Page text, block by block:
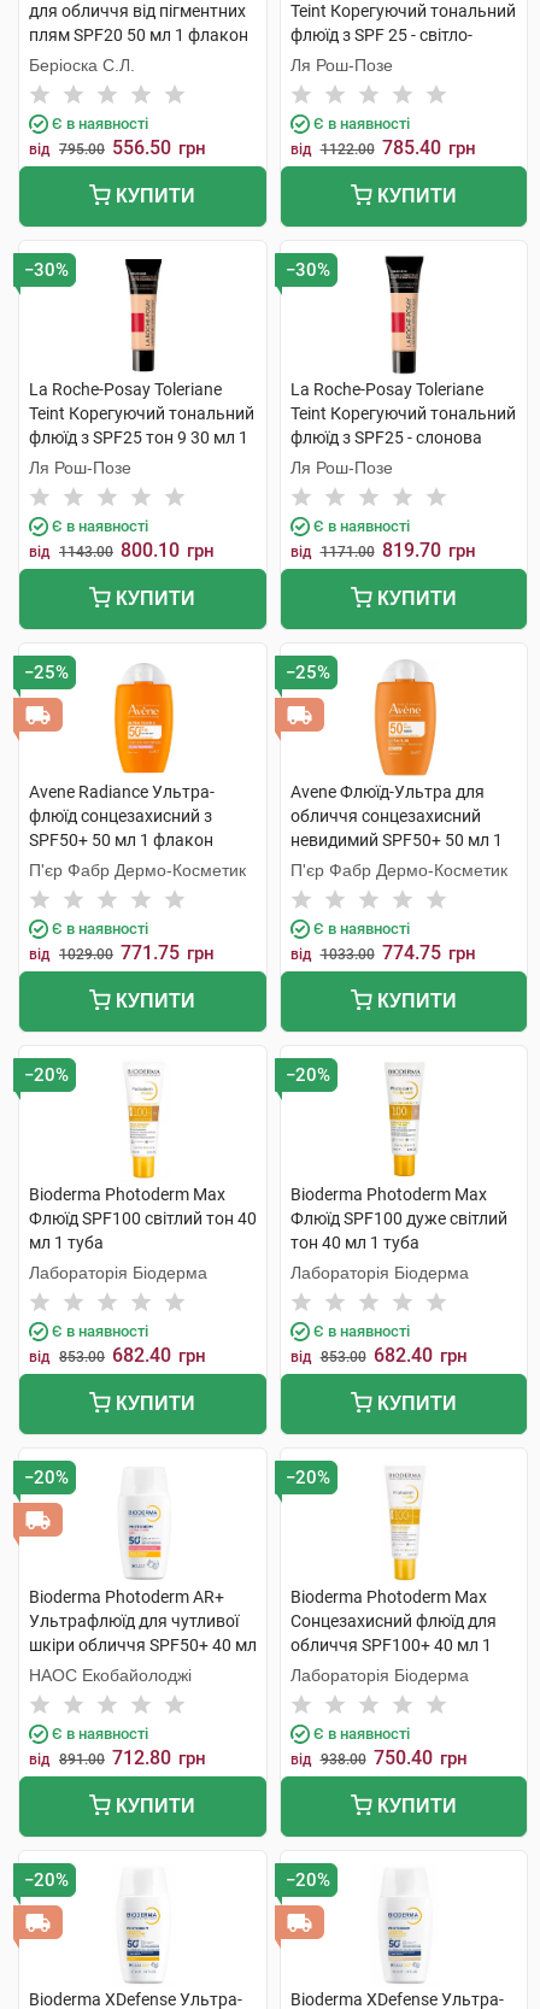
для обличчя від пігментних
плям SPF20 50 мл 1 флакон
Беріоска С.Л.
Є в наявності
від 795.00 556.50 грн
КУПИТИ
Teint Корегуючий тональний
флюїд з SPF 25 - світло-
бежевий 30 мл 1 туба
Ля Рош-Позе
Є в наявності
від 1122.00 785.40 грн
КУПИТИ
−30%
La Roche-Posay Toleriane
Teint Корегуючий тональний
флюїд з SPF25 тон 9 30 мл 1
туба
Ля Рош-Позе
Є в наявності
від 1143.00 800.10 грн
КУПИТИ
−30%
La Roche-Posay Toleriane
Teint Корегуючий тональний
флюїд з SPF25 - слонова
кістка 30 мл 1 туба
Ля Рош-Позе
Є в наявності
від 1171.00 819.70 грн
КУПИТИ
−25%
Avene Radiance Ультра-
флюїд сонцезахисний з
SPF50+ 50 мл 1 флакон
П'єр Фабр Дермо-Косметик
Є в наявності
від 1029.00 771.75 грн
КУПИТИ
−25%
Avene Флюїд-Ультра для
обличчя сонцезахисний
невидимий SPF50+ 50 мл 1
флакон
П'єр Фабр Дермо-Косметик
Є в наявності
від 1033.00 774.75 грн
КУПИТИ
−20%
Bioderma Photoderm Max
Флюїд SPF100 світлий тон 40
мл 1 туба
Лабораторія Біодерма
Є в наявності
від 853.00 682.40 грн
КУПИТИ
−20%
Bioderma Photoderm Max
Флюїд SPF100 дуже світлий
тон 40 мл 1 туба
Лабораторія Біодерма
Є в наявності
від 853.00 682.40 грн
КУПИТИ
−20%
Bioderma Photoderm AR+
Ультрафлюїд для чутливої
шкіри обличчя SPF50+ 40 мл
1 флакон
НАОС Екобайолоджі
Є в наявності
від 891.00 712.80 грн
КУПИТИ
−20%
Bioderma Photoderm Max
Сонцезахисний флюїд для
обличчя SPF100+ 40 мл 1
туба
Лабораторія Біодерма
Є в наявності
від 938.00 750.40 грн
КУПИТИ
−20%
Bioderma XDefense Ультра-
−20%
Bioderma XDefense Ультра-